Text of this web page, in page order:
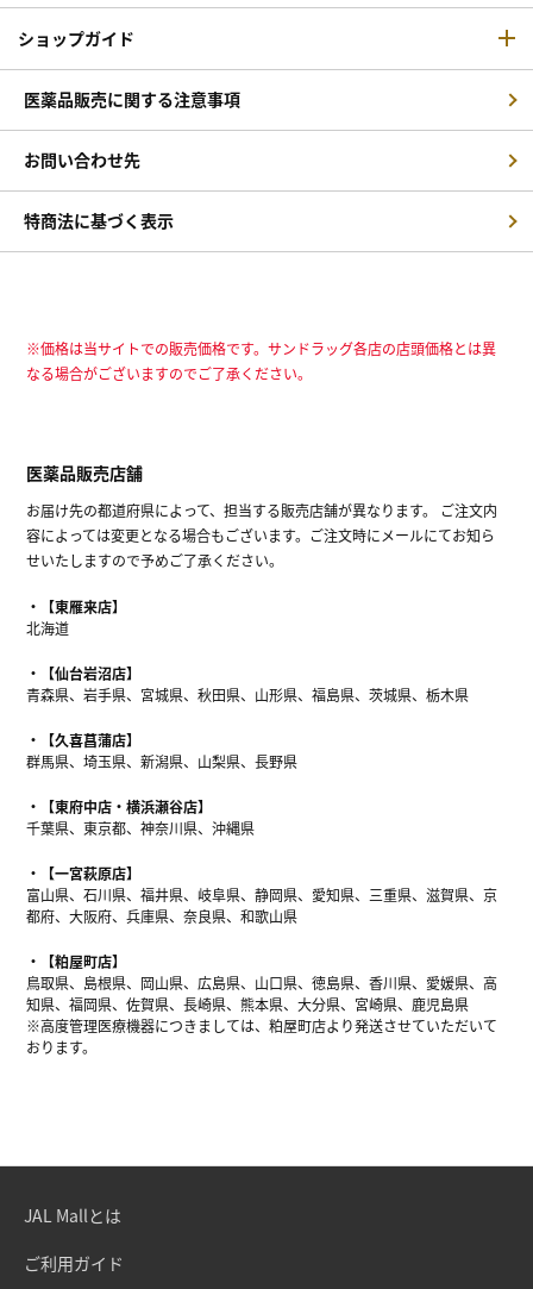
ショップガイド
医薬品販売に関する注意事項
お問い合わせ先
特商法に基づく表示
※価格は当サイトでの販売価格です。サンドラッグ各店の店頭価格とは異
なる場合がございますのでご了承ください。
医薬品販売店舗
お届け先の都道府県によって、担当する販売店舗が異なります。 ご注文内
容によっては変更となる場合もございます。ご注文時にメールにてお知ら
せいたしますので予めご了承ください。
【東雁来店】
北海道
【仙台岩沼店】
青森県、岩手県、宮城県、秋田県、山形県、福島県、茨城県、栃木県
【久喜菖蒲店】
群馬県、埼玉県、新潟県、山梨県、長野県
【東府中店・横浜瀬谷店】
千葉県、東京都、神奈川県、沖縄県
【一宮萩原店】
富山県、石川県、福井県、岐阜県、静岡県、愛知県、三重県、滋賀県、京
都府、大阪府、兵庫県、奈良県、和歌山県
【粕屋町店】
鳥取県、島根県、岡山県、広島県、山口県、徳島県、香川県、愛媛県、高
知県、福岡県、佐賀県、長崎県、熊本県、大分県、宮崎県、鹿児島県
※高度管理医療機器につきましては、粕屋町店より発送させていただいて
おります。
JAL Mallとは
ご利用ガイド